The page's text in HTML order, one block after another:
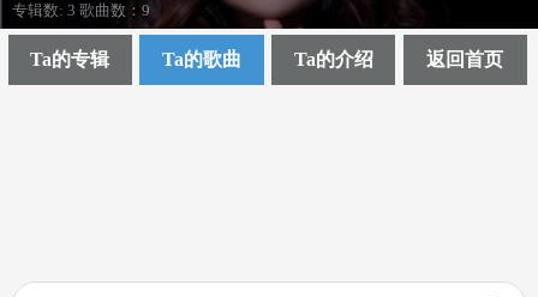
专辑数: 3 歌曲数：9
Ta的专辑 Ta的歌曲 Ta的介绍 返回首页